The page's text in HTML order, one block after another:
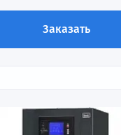
Заказать